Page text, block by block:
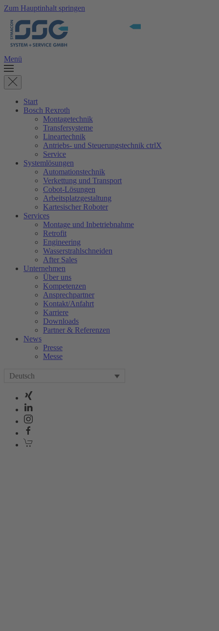
Zum Hauptinhalt springen
Menü
Start
Bosch Rexroth
Montagetechnik
Transfersysteme
Lineartechnik
Antriebs- und Steuerungstechnik ctrlX
Service
Systemlösungen
Automationstechnik
Verkettung und Transport
Cobot-Lösungen
Arbeitsplatzgestaltung
Kartesischer Roboter
Services
Montage und Inbetriebnahme
Retrofit
Engineering
Wasserstrahlschneiden
After Sales
Unternehmen
Über uns
Kompetenzen
Ansprechpartner
Kontakt/Anfahrt
Karriere
Downloads
Partner & Referenzen
News
Presse
Messe
Deutsch